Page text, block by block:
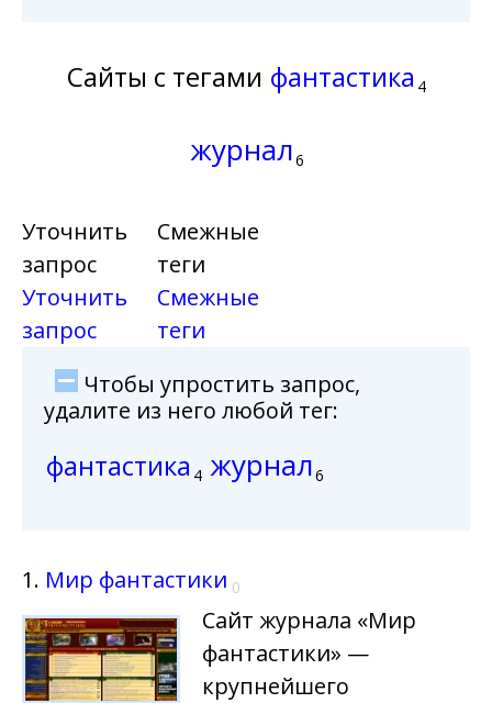
Сайты с тегами фантастика 4
журнал6
Уточнить
запрос
Уточнить
запрос
Смежные
теги
Смежные
теги
Чтобы упростить запрос,
удалите из него любой тег:
фантастика 4 журнал6
1. Мир фантастики 0
Сайт журнала «Мир
фантастики» —
крупнейшего